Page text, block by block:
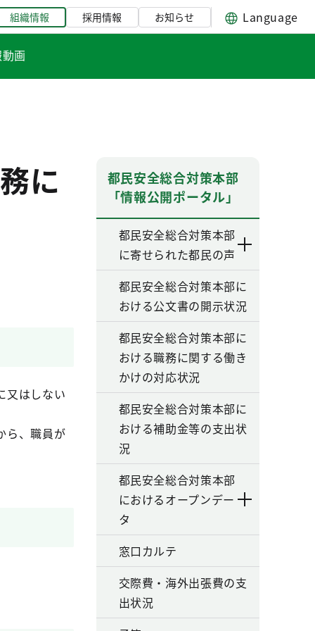
組織情報 採用情報 お知らせ Language
画
に
又はしない
ら、職員が
都民安全総合対策本部
「情報公開ポータル」
都民安全総合対策本部
に寄せられた都民の声
都民安全総合対策本部に
おける公文書の開示状況
都民安全総合対策本部に
おける職務に関する働き
かけの対応状況
都民安全総合対策本部に
おける補助金等の支出状
況
都民安全総合対策本部
におけるオープンデー
タ
窓口カルテ
交際費・海外出張費の支
出状況